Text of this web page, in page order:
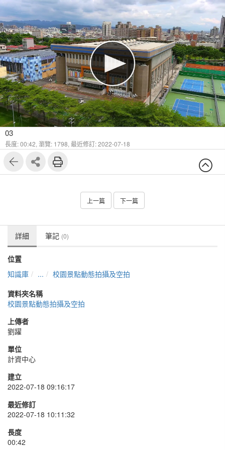
03
長度: 00:42, 瀏覽: 1798, 最近修訂: 2022-07-18
上一篇 下一篇
詳細 筆記 (0)
位置
知識庫
...
校園景點動態拍攝及空拍
資料夾名稱
校園景點動態拍攝及空拍
上傳者
劉躍
單位
計資中心
建立
2022-07-18 09:16:17
最近修訂
2022-07-18 10:11:32
長度
00:42